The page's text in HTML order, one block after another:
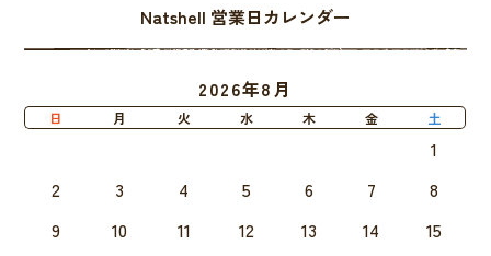
Natshell 営業日カレンダー
2026年8月
日 月 火 水 木 金 土
1
2
3 4 5 6 7
8
9
10 11 12 13 14
15